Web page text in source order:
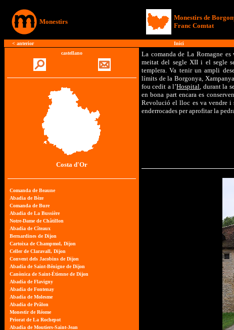
Monestirs
Monestirs de
Franc Comtat
< anterior Inici
castellano
Costa d'Or
La comanda de La Romagne
meitat del segle XII i el segle
templera. Va tenir un ampli
límits de la Borgonya,
fou cedit a l’Hospital, durant la
en bona part encara es
Revolució el lloc es va vendre i
enderrocades per aprofitar la